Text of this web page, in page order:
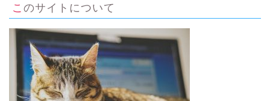
このサイトについて